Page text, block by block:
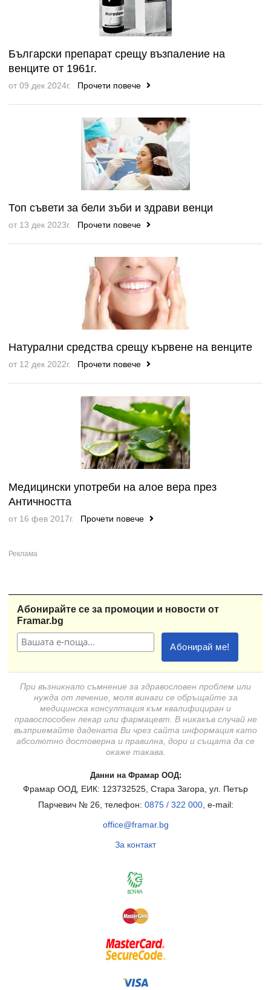
Български препарат срещу възпаление на
венците от 1961г.
от 09 дек 2024г. Прочети повече
Топ съвети за бели зъби и здрави венци
от 13 дек 2023г. Прочети повече
Натурални средства срещу кървене на венците
от 12 дек 2022г. Прочети повече
Медицински употреби на алое вера през
Античността
от 16 фев 2017г. Прочети повече
Абонирайте се за промоции и новости от
Framar.bg
При възникнало съмнение за здравословен проблем или
нужда от лечение, моля винаги се обръщайте за
медицинска консултация към квалифициран и
правоспособен лекар или фармацевт. В никакъв случай не
възприемайте дадената Ви чрез сайта информация като
абсолютно достоверна и правилна, дори и същата да се
окаже такава.
Данни на Фрамар ООД:
Фрамар ООД, ЕИК: 123732525, Стара Загора, ул. Петър
Парчевич № 26, телефон: 0875 / 322 000, e-mail:
office@framar.bg
За контакт